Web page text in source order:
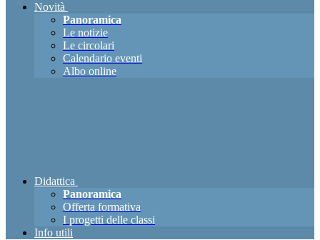
Novità
Panoramica
Le notizie
Le circolari
Calendario eventi
Albo online
Didattica
Panoramica
Offerta formativa
I progetti delle classi
Info utili